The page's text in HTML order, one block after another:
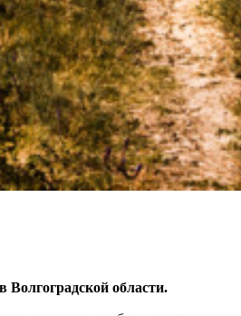
Волгоградской области.